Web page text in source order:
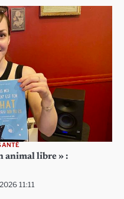
animal libre » :
11:11